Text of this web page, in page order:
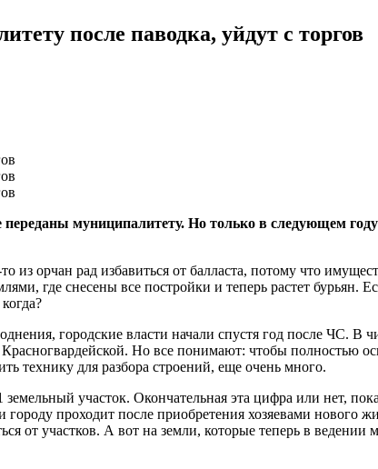
после паводка, уйдут с торгов
муниципалитету. Но только в следующем
орчан рад избавиться от балласта, потому что
где снесены все постройки и теперь растет бурьян.
городские власти начали спустя год после ЧС. В
Но все понимают: чтобы полностью
технику для разбора строений, еще очень много.
участок. Окончательная эта цифра или нет,
проходит после приобретения хозяевами нового
от участков. А вот на земли, которые теперь в ведении